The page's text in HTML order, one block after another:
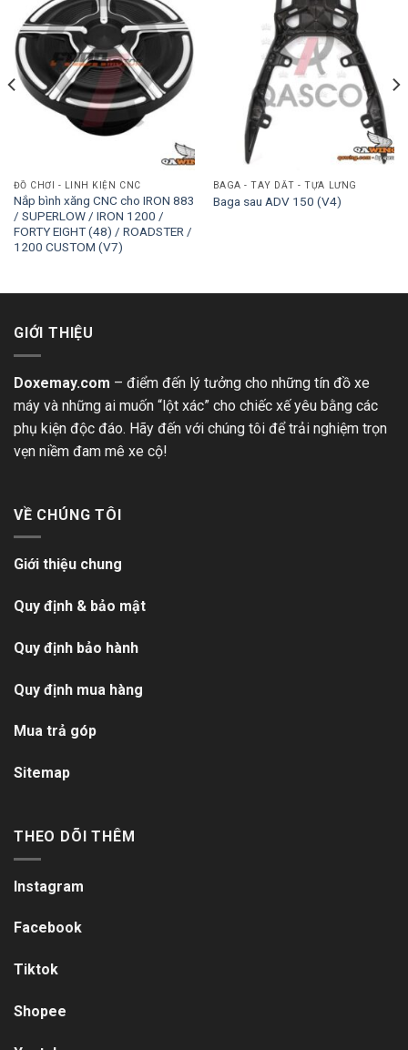
ĐỒ CHƠI - LINH KIỆN CNC
Nắp bình xăng CNC cho IRON 883
/ SUPERLOW / IRON 1200 /
FORTY EIGHT (48) / ROADSTER /
1200 CUSTOM (V7)
BAGA - TAY DẮT - TỰA LƯNG
Baga sau ADV 150 (V4)
GIỚI THIỆU
Doxemay.com – điểm đến lý tưởng cho những tín đồ xe
máy và những ai muốn “lột xác” cho chiếc xế yêu bằng các
phụ kiện độc đáo. Hãy đến với chúng tôi để trải nghiệm trọn
vẹn niềm đam mê xe cộ!
VỀ CHÚNG TÔI
Giới thiệu chung
Quy định & bảo mật
Quy định bảo hành
Quy định mua hàng
Mua trả góp
Sitemap
THEO DÕI THÊM
Instagram
Facebook
Tiktok
Shopee